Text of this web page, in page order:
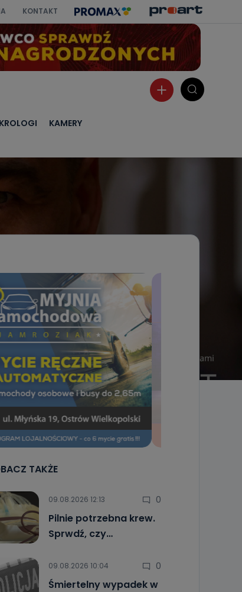
KONTAKT
KAMERY
TAKŻE
09.08.2026 12:13 0
Pilnie potrzebna krew.
Sprwdź, czy…
09.08.2026 10:04 0
Śmiertelny wypadek w